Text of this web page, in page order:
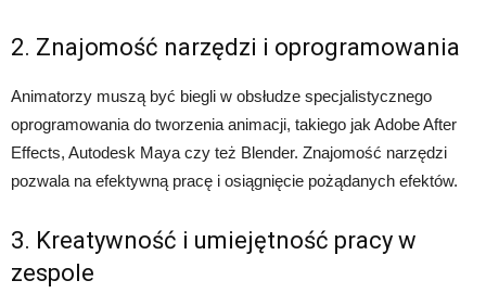
2. Znajomość narzędzi i oprogramowania
Animatorzy muszą być biegli w obsłudze specjalistycznego
oprogramowania do tworzenia animacji, takiego jak Adobe After
Effects, Autodesk Maya czy też Blender. Znajomość narzędzi
pozwala na efektywną pracę i osiągnięcie pożądanych efektów.
3. Kreatywność i umiejętność pracy w
zespole